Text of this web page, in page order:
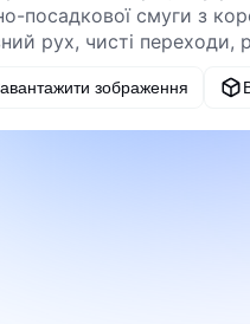
зображення